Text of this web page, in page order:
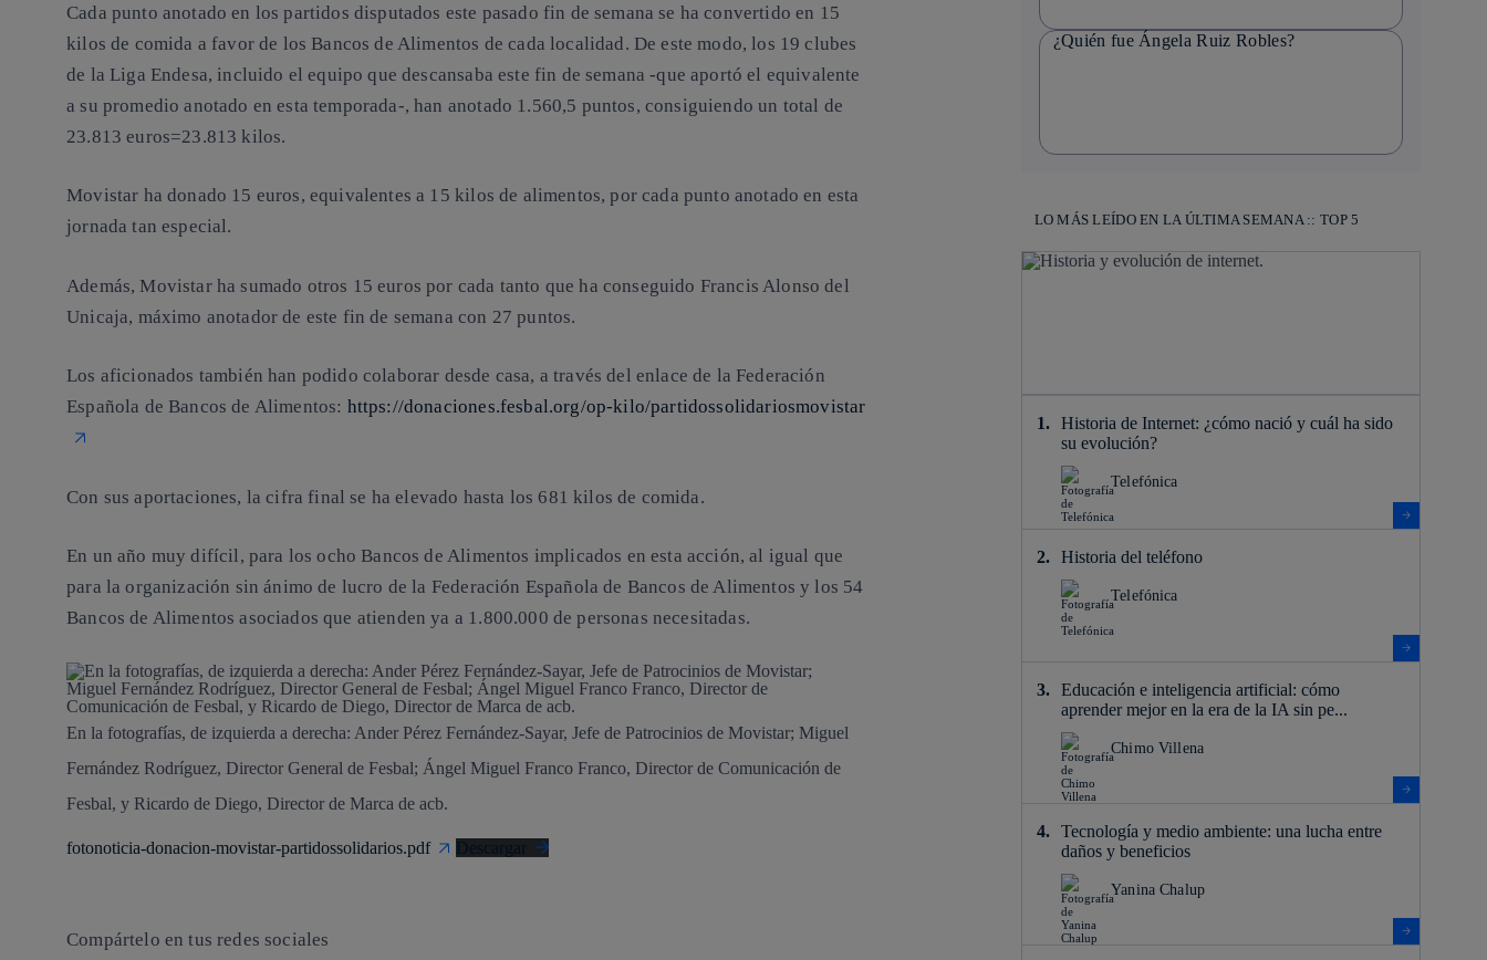
Cada punto anotado en los partidos disputados este pasado fin de semana se ha convertido en 15
kilos de comida a favor de los Bancos de Alimentos de cada localidad. De este modo, los 19 clubes
de la Liga Endesa, incluido el equipo que descansaba este fin de semana -que aportó el equivalente
a su promedio anotado en esta temporada-, han anotado 1.560,5 puntos, consiguiendo un total de
23.813 euros=23.813 kilos.
Movistar ha donado 15 euros, equivalentes a 15 kilos de alimentos, por cada punto anotado en esta
jornada tan especial.
Además, Movistar ha sumado otros 15 euros por cada tanto que ha conseguido Francis Alonso del
Unicaja, máximo anotador de este fin de semana con 27 puntos.
Los aficionados también han podido colaborar desde casa, a través del enlace de la Federación
Española de Bancos de Alimentos: https://donaciones.fesbal.org/op-kilo/partidossolidariosmovistar
Con sus aportaciones, la cifra final se ha elevado hasta los 681 kilos de comida.
En un año muy difícil, para los ocho Bancos de Alimentos implicados en esta acción, al igual que
para la organización sin ánimo de lucro de la Federación Española de Bancos de Alimentos y los 54
Bancos de Alimentos asociados que atienden ya a 1.800.000 de personas necesitadas.
En la fotografías, de izquierda a derecha: Ander Pérez Fernández-Sayar, Jefe de Patrocinios de Movistar; Miguel
Fernández Rodríguez, Director General de Fesbal; Ángel Miguel Franco Franco, Director de Comunicación de
Fesbal, y Ricardo de Diego, Director de Marca de acb.
fotonoticia-donacion-movistar-partidossolidarios.pdf Descargar
Compártelo en tus redes sociales
¿Quién fue Ángela Ruiz Robles?
LO MÁS LEÍDO EN LA ÚLTIMA SEMANA :: TOP 5
Historia de Internet: ¿cómo nació y cuál ha sido
su evolución?
Telefónica
Historia del teléfono
Telefónica
Educación e inteligencia artificial: cómo
aprender mejor en la era de la IA sin pe...
Chimo Villena
Tecnología y medio ambiente: una lucha entre
daños y beneficios
Yanina Chalup